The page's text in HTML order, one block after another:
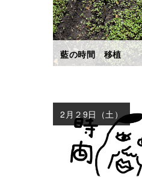
藍の時間 移植
2月２9日（土）